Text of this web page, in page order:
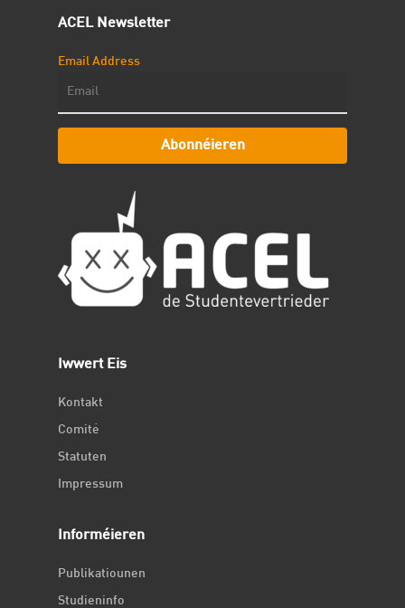
ACEL Newsletter
Email Address
Abonnéieren
Iwwert Eis
Kontakt
Comité
Statuten
Impressum
Informéieren
Publikatiounen
Studieninfo